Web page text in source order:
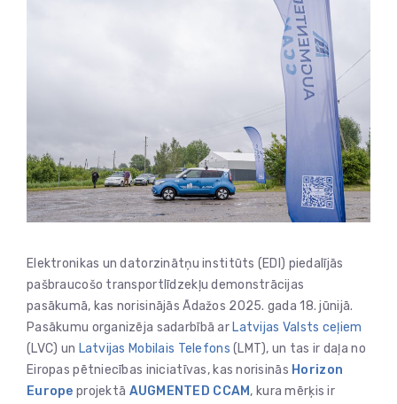
Elektronikas un datorzinātņu institūts (EDI) piedalījās
pašbraucošo transportlīdzekļu demonstrācijas
pasākumā, kas norisinājās Ādažos 2025. gada 18. jūnijā.
Pasākumu organizēja sadarbībā ar Latvijas Valsts ceļiem
(LVC) un Latvijas Mobilais Telefons (LMT), un tas ir daļa no
Eiropas pētniecības iniciatīvas, kas norisinās Horizon
Europe projektā AUGMENTED CCAM, kura mērķis ir